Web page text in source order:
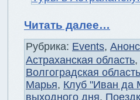
Читать далее…
Рубрика: Events,
Астраханская область,
Волгоградская область
Марья, Клуб "Иван да
выходного дня,